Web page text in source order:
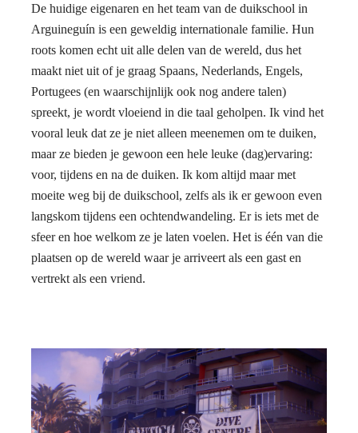
De huidige eigenaren en het team van de duikschool in
Arguineguín is een geweldig internationale familie. Hun
roots komen echt uit alle delen van de wereld, dus het
maakt niet uit of je graag Spaans, Nederlands, Engels,
Portugees (en waarschijnlijk ook nog andere talen)
spreekt, je wordt vloeiend in die taal geholpen. Ik vind het
vooral leuk dat ze je niet alleen meenemen om te duiken,
maar ze bieden je gewoon een hele leuke (dag)ervaring:
voor, tijdens en na de duiken. Ik kom altijd maar met
moeite weg bij de duikschool, zelfs als ik er gewoon even
langskom tijdens een ochtendwandeling. Er is iets met de
sfeer en hoe welkom ze je laten voelen. Het is één van die
plaatsen op de wereld waar je arriveert als een gast en
vertrekt als een vriend.